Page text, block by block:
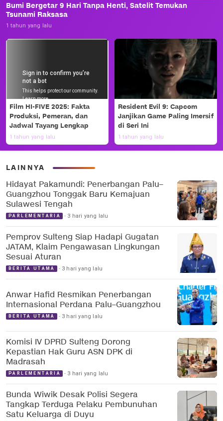
Bumi Bergetar 9 Hari Tanpa Henti, Satelit Temukan
Tsunami Raksasa
1 tahun yang lalu
Film HI-FIVE 2025: Fakta
Produksi, Pemeran, dan
Jadwal Tayang Lengkap
1 tahun yang lalu
Resident Evil 9: Capcom
Janjikan Game Paling Imersif
di Seri Ini
1 tahun yang lalu
LAINNYA
Hidayat Pakamundi: Penerbangan Palu–
Guangzhou Tonggak Baru Kemajuan
Sulawesi Tengah
PARLEMENTARIA 3 hari yang lalu
Pemprov Sulteng Siap Hadapi Gugatan
JATAM, Klaim Pengawasan Lingkungan
Sesuai Aturan
BERITA UTAMA 3 hari yang lalu
Anwar Hafid Resmikan Penerbangan
Internasional Perdana Palu–Guangzhou
BERITA UTAMA 3 hari yang lalu
Komisi IV DPRD Sulteng Dorong
Kepastian Hak Guru ASN DPK di
Madrasah
PARLEMENTARIA 3 hari yang lalu
Bunda Wiwik Desak Polisi Segera
Tangkap Terduga Pelaku Pembunuhan
Satu Keluarga di Duyu